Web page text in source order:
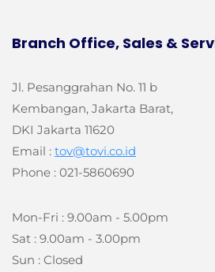
Branch Office, Sales &
Jl. Pesanggrahan No. 11 b
Kembangan, Jakarta Barat,
DKI Jakarta 11620
Email : tov@tovi.co.id
Phone : 021-5860690
Mon-Fri : 9.00am - 5.00pm
Sat : 9.00am - 3.00pm
Sun : Closed